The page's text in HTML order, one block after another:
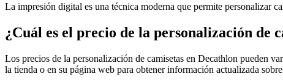
La impresión digital es una técnica moderna que permite personalizar
¿Cuál es el precio de la personalización de
Los precios de la personalización de camisetas en Decathlon pueden
la tienda o en su página web para obtener información actualizada